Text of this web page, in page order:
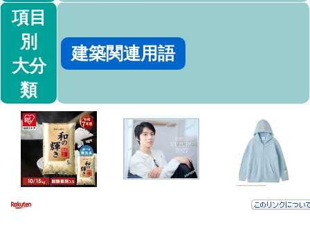
項目
別
大分
類
建築関連用語